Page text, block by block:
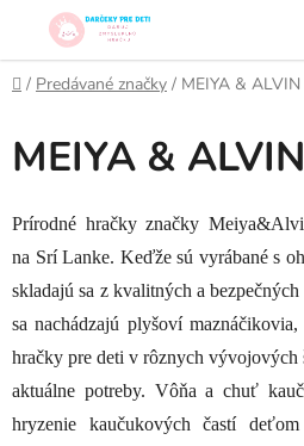
obsah
Domov
/ Predávané značky / MEIYA & ALVIN
MEIYA & ALVIN
Prírodné hračky značky
na Srí Lanke. Keďže sú vyrábané s
skladajú sa z kvalitných a
sa nachádzajú plyšoví
hračky pre deti v rôznych vývojových
aktuálne potreby. Vôňa a chuť
hryzenie kaučukových častí